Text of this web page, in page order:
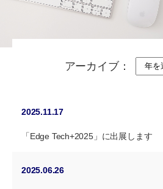
アーカイブ：
2025.11.17
「Edge Tech+2025」に出展します
2025.06.26